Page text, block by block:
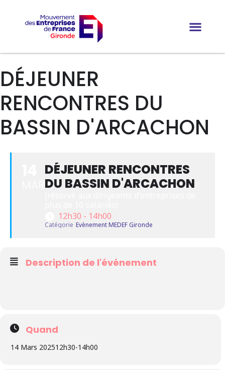
DÉJEUNER
RENCONTRES DU
BASSIN D'ARCACHON
DÉJEUNER RENCONTRES
DU BASSIN D'ARCACHON
12h30 - 14h00
Catégorie Evènement MEDEF Gironde
Description de l'événement
Quand
14 Mars 202512h30-14h00